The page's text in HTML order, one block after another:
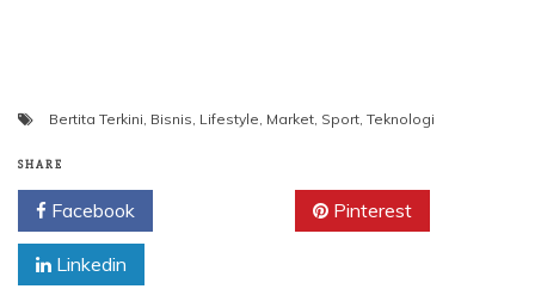
Bertita Terkini, Bisnis, Lifestyle, Market, Sport, Teknologi
SHARE
Facebook Pinterest
Linkedin